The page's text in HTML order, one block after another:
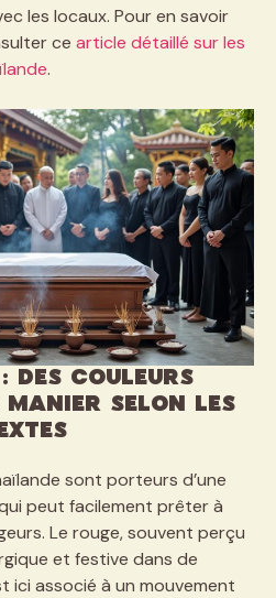
les locaux. Pour en savoir
ce article détaillé sur les
.
des couleurs
manier selon les
sont porteurs d’une
peut facilement prêter à
Le rouge, souvent perçu
et festive dans de
ici associé à un mouvement